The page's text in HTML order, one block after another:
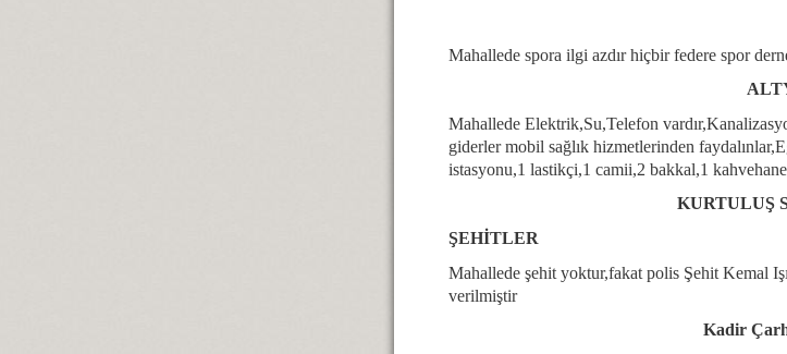
Mahallede spora ilgi azdır hiçbir federe spor
Mahallede Elektrik,Su,Telefon
giderler mobil sağlık hizmetlerinden
istasyonu,1 lastikçi,1 camii,2 bakkal,1
KURTULUŞ
ŞEHİTLER
Mahallede şehit yoktur,fakat polis Şehit Kemal
verilmiştir
Kadir